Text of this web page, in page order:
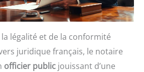
légalité et de la conformité
juridique français, le notaire
officier public jouissant d’une